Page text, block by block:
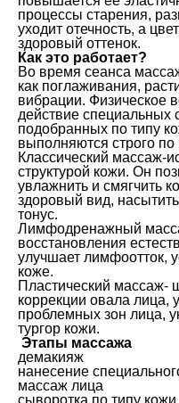
процессы старения,
уходит отечность, а
здоровый оттенок.
Как это работает?
Во время сеанса
как поглаживания,
вибрации. Физическое
действие специальных
подобранных по типу
выполняются строго
Классический массаж-
структурой кожи. Он
увлажнить и смягчить
здоровый вид,
тонус.
Лимфодренажный
восстановления
улучшает лимфоотток,
коже.
Пластический массаж-
коррекции овала лица,
проблемных зон лица,
тургор кожи.
Этапы массажа
демакияж
нанесение
массаж лица
сыворотка по типу кожи